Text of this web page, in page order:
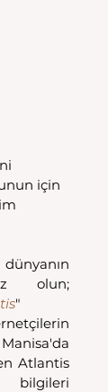
için
olun;
"
Atlantis